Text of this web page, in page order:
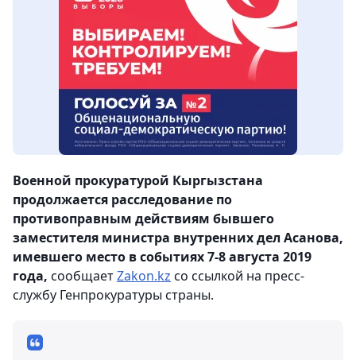
Военной прокуратурой Кыргызстана
продолжается расследование по
противоправным действиям бывшего
заместителя министра внутренних дел Асанова,
имевшего место в событиях 7-8 августа 2019
года, сообщаетZakon.kz со ссылкой на пресс-
службу Генпрокуратуры страны.